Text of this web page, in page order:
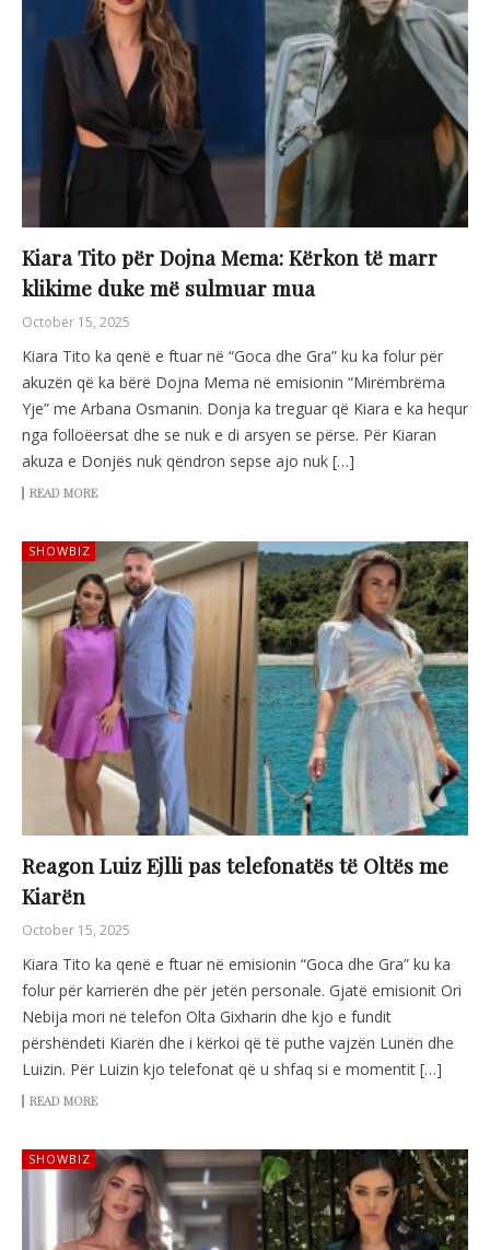
Kiara Tito për Dojna Mema: Kërkon të marr
klikime duke më sulmuar mua
October 15, 2025
Kiara Tito ka qenë e ftuar në “Goca dhe Gra” ku ka folur për
akuzën që ka bërë Dojna Mema në emisionin “Mirëmbrëma
Yje” me Arbana Osmanin. Donja ka treguar që Kiara e ka hequr
nga folloëersat dhe se nuk e di arsyen se përse. Për Kiaran
akuza e Donjës nuk qëndron sepse ajo nuk […]
READ MORE
SHOWBIZ
Reagon Luiz Ejlli pas telefonatës të Oltës me
Kiarën
October 15, 2025
Kiara Tito ka qenë e ftuar në emisionin “Goca dhe Gra” ku ka
folur për karrierën dhe për jetën personale. Gjatë emisionit Ori
Nebija mori në telefon Olta Gixharin dhe kjo e fundit
përshëndeti Kiarën dhe i kërkoi që të puthe vajzën Lunën dhe
Luizin. Për Luizin kjo telefonat që u shfaq si e momentit […]
READ MORE
SHOWBIZ